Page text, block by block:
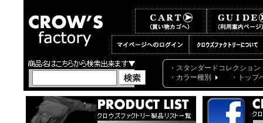
・スタンダードコレクション
・カラー種別
・トップ